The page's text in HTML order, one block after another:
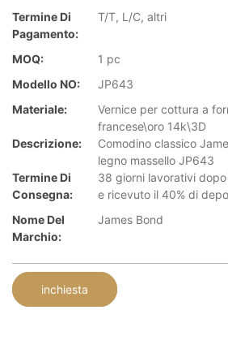
Termine Di
Pagamento:
T/T, L/C, altri
MOQ:
1 pc
Modello NO:
JP643
Materiale:
Vernice per cottura a
francese\oro 14k\3D
Descrizione:
Comodino classico
legno massello JP643
Termine Di
Consegna:
38 giorni lavorativi
e ricevuto il 40% di
Nome Del
Marchio:
James Bond
inchiesta